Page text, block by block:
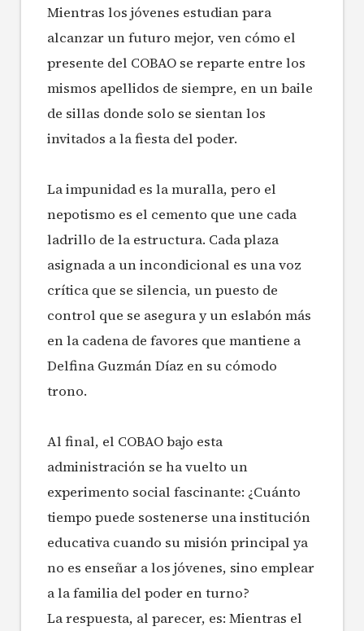
Mientras los jóvenes estudian para
alcanzar un futuro mejor, ven cómo el
presente del COBAO se reparte entre los
mismos apellidos de siempre, en un baile
de sillas donde solo se sientan los
invitados a la fiesta del poder.
La impunidad es la muralla, pero el
nepotismo es el cemento que une cada
ladrillo de la estructura. Cada plaza
asignada a un incondicional es una voz
crítica que se silencia, un puesto de
control que se asegura y un eslabón más
en la cadena de favores que mantiene a
Delfina Guzmán Díaz en su cómodo
trono.
Al final, el COBAO bajo esta
administración se ha vuelto un
experimento social fascinante: ¿Cuánto
tiempo puede sostenerse una institución
educativa cuando su misión principal ya
no es enseñar a los jóvenes, sino emplear
a la familia del poder en turno?
La respuesta, al parecer, es: Mientras el